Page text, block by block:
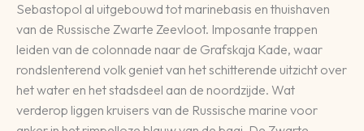
Sebastopol al uitgebouwd tot marinebasis en thuishaven
van de Russische Zwarte Zeevloot. Imposante trappen
leiden van de colonnade naar de Grafskaja Kade, waar
rondslenterend volk geniet van het schitterende uitzicht over
het water en het stadsdeel aan de noordzijde. Wat
verderop liggen kruisers van de Russische marine voor